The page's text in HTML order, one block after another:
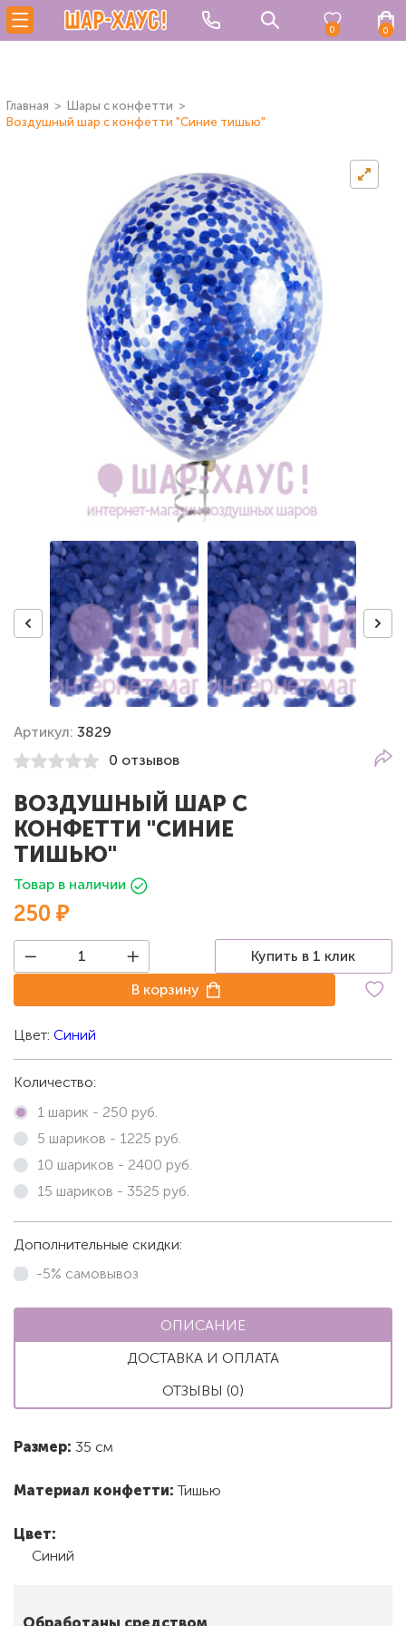
0 0
Главная
Шары с конфетти
Воздушный шар с конфетти "Синие тишью"
Артикул: 3829
0 отзывов
ВОЗДУШНЫЙ ШАР С
КОНФЕТТИ "СИНИЕ
ТИШЬЮ"
Товар в наличии
250 ₽
Купить в 1 клик
В корзину
Цвет: Синий
Количество:
1 шарик - 250 руб.
5 шариков - 1225 руб.
10 шариков - 2400 руб.
15 шариков - 3525 руб.
Дополнительные скидки:
-5% самовывоз
ОПИСАНИЕ
ДОСТАВКА И ОПЛАТА
ОТЗЫВЫ (0)
Размер: 35 см
Материал конфетти: Тишью
Цвет:
Синий